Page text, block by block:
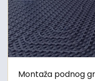
Montaža podnog